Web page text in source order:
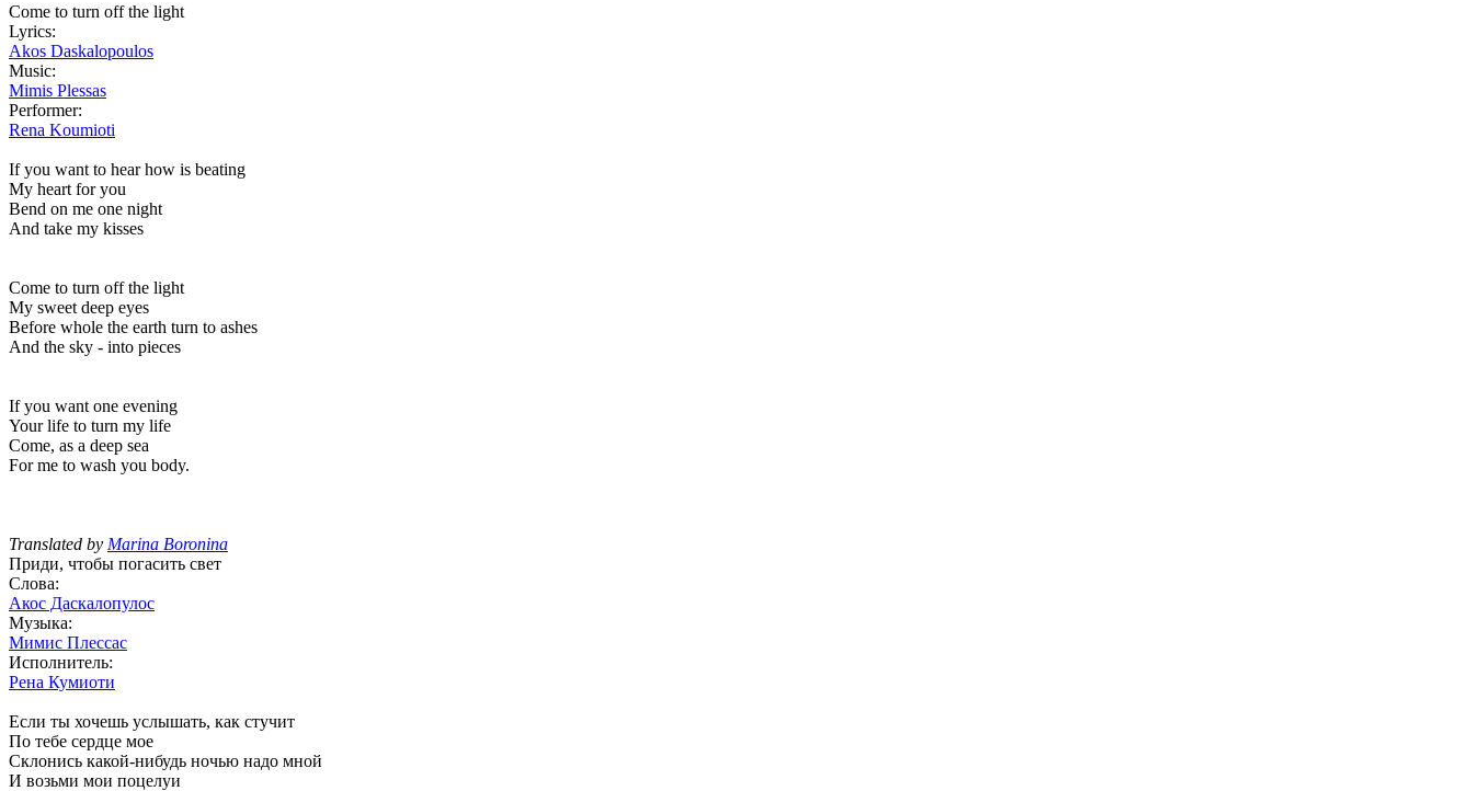
Come to turn off the light
Lyrics:
Akos Daskalopoulos
Music:
Mimis Plessas
Performer:
Rena Koumioti
If you want to hear how is beating
My heart for you
Bend on me one night
And take my kisses
Come to turn off the light
My sweet deep eyes
Before whole the earth turn to ashes
And the sky - into pieces
If you want one evening
Your life to turn my life
Come, as a deep sea
For me to wash you body.
Translated by Marina Boronina
Приди, чтобы погасить свет
Слова:
Акос Даскалопулос
Музыка:
Мимис Плессас
Исполнитель:
Рена Кумиоти
Если ты хочешь услышать, как стучит
По тебе сердце мое
Склонись какой-нибудь ночью надо мной
И возьми мои поцелуи